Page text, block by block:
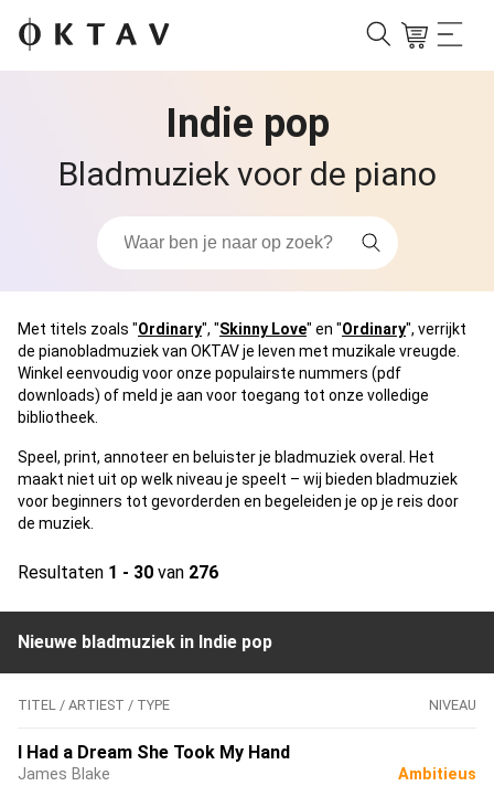
Indie pop
Bladmuziek voor de piano
Met titels zoals "Ordinary", "Skinny Love" en "Ordinary", verrijkt
de pianobladmuziek van OKTAV je leven met muzikale vreugde.
Winkel eenvoudig voor onze populairste nummers (pdf
downloads) of meld je aan voor toegang tot onze volledige
bibliotheek.
Speel, print, annoteer en beluister je bladmuziek overal. Het
maakt niet uit op welk niveau je speelt – wij bieden bladmuziek
voor beginners tot gevorderden en begeleiden je op je reis door
de muziek.
Resultaten 1 - 30 van 276
Nieuwe bladmuziek in Indie pop
TITEL / ARTIEST / TYPE NIVEAU
I Had a Dream She Took My Hand
James Blake
Ambitieus